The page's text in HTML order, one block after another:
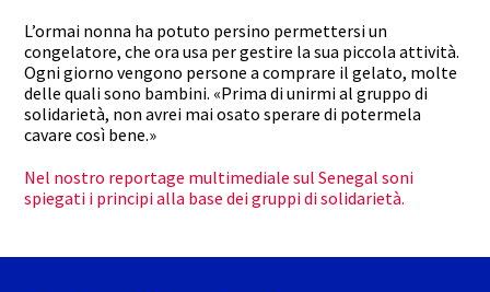
L’ormai nonna ha potuto persino permettersi un
congelatore, che ora usa per gestire la sua piccola attività.
Ogni giorno vengono persone a comprare il gelato, molte
delle quali sono bambini. «Prima di unirmi al gruppo di
solidarietà, non avrei mai osato sperare di potermela
cavare così bene.»
Nel nostro reportage multimediale sul Senegal soni
spiegati i principi alla base dei gruppi di solidarietà.